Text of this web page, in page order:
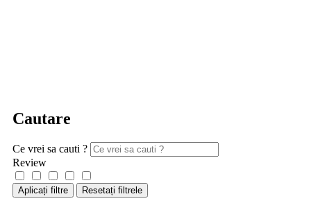
Cautare
Ce vrei sa cauti ?
Review
Aplicați filtre Resetați filtrele